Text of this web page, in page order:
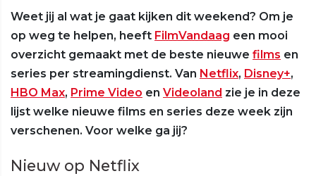
Weet jij al wat je gaat kijken dit weekend? Om je
op weg te helpen, heeft FilmVandaag een mooi
overzicht gemaakt met de beste nieuwe films en
series per streamingdienst. Van Netflix, Disney+,
HBO Max, Prime Video en Videoland zie je in deze
lijst welke nieuwe films en series deze week zijn
verschenen. Voor welke ga jij?
Nieuw op Netflix